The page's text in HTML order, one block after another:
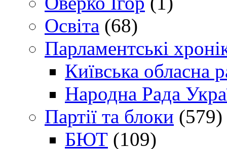
Освіта (68)
Парламентські
Київська обласна
Народна Рада
Партії та блоки (579)
БЮТ (109)